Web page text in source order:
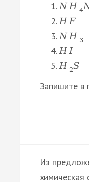
N H 4
H F
N H 3
HI
H 2S
Запишите в
Из
химическая